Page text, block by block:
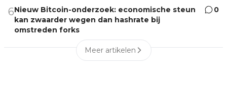
6Nieuw Bitcoin-onderzoek: economische steun
kan zwaarder wegen dan hashrate bij
omstreden forks
0
Meer artikelen